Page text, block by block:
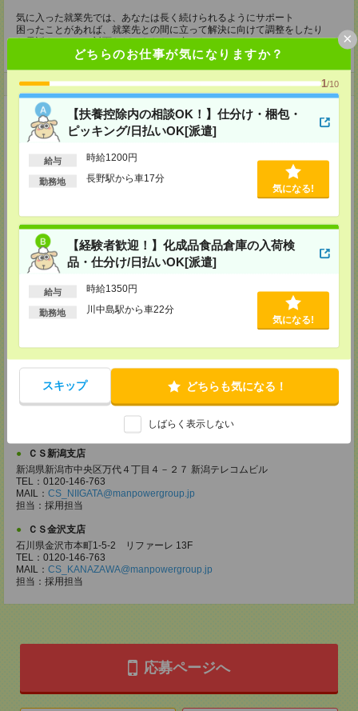
どちらのお仕事が気になりますか？
1/10
【扶養控除内の相談OK！】仕分け・梱包・
ピッキング/日払いOK[派遣]
給与 時給1200円
勤務地
長野駅から車17分
気になる!
【経験者歓迎！】化成品食品倉庫の入荷検
品・仕分け/日払いOK[派遣]
給与 時給1350円
勤務地
川中島駅から車22分
気になる!
スキップ どちらも気になる！
しばらく表示しない
×
気に入った就業先では、あなたは長く続けられるようにサポート
困ったことがあれば、就業先との間に立って解決に向けて調整をしたり
お電話やメール・対面など あなたに合ったツールでコミュニケーションを
とってまいります！
登録について
【電話登録】
来社不要！30分程度のお電話で登録が完了いたします。
(1)WEB応募の場合
こちらからご連絡いたしますのでお待ちください。
(2)電話応募の場合
お時間のあるときにお電話にてご応募いただければ
その場で登録も可能です。
【電話登録】
弊社HPよりマイページ作成をお願いします
電話での登録の際に、マイページ作成をいただいた旨をお伝えください。
【電話登録】30分程度
・経験やご希望などをインタビュー
・お仕事のご紹介など
ＣＳ新潟支店
新潟県新潟市中央区万代４丁目４－２７ 新潟テレコムビル
TEL：0120-146-763
MAIL： CS_NIIGATA@manpowergroup.jp
担当：採⽤担当
ＣＳ金沢支店
石川県金沢市本町1-5-2 リファーレ 13F
TEL：0120-146-763
MAIL： CS_KANAZAWA@manpowergroup.jp
担当：採用担当
応募ページへ